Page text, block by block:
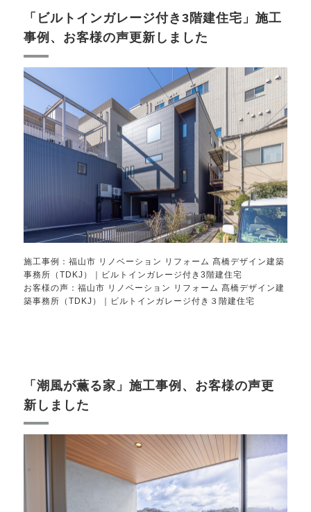
「ビルトインガレージ付き3階建住宅」施工
事例、お客様の声更新しました
施工事例：福山市 リノベーション リフォーム 髙橋デザイン建築
事務所（TDKJ）｜ビルトインガレージ付き3階建住宅
お客様の声：福山市 リノベーション リフォーム 髙橋デザイン建
築事務所（TDKJ）｜ビルトインガレージ付き３階建住宅
「潮風が薫る家」施工事例、お客様の声更
新しました